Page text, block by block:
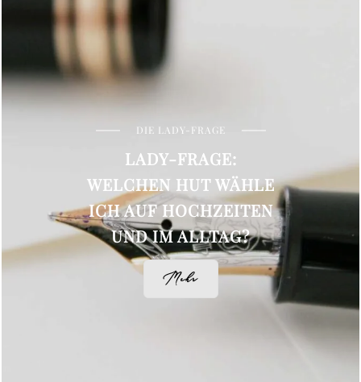
DIE LADY-FRAGE
LADY-FRAGE:
WELCHEN HUT WÄHLE
ICH AUF HOCHZEITEN
UND IM ALLTAG?
Mehr